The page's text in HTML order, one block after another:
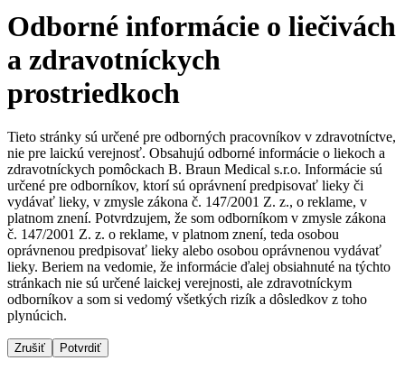
Nutričná terapia
Onkológia
Ortopédia
Prevencia a kontrola infekcií
Spinálna chirurgia
Starostlivosť o rany
Uzatváranie rán
Riešenia
Terapie
Dialyzačné strediská
B. Braun Avitum poskytuje kvalitnú dialyzačnú starostlivosť
vo všetkých svojich strediskách na Slovensku. Viac
informácií nájdete na stránke jednotlivých stredísk.
Nájdite si prácu u nás​
Objavte svoje kariérne príležitosti ​v B. Braun. Vyhľadajte náš
trh práce​ pre zaujímavé pozície na Slovensku.​
Kontakt
Kontaktný formulár
Spoločnosť
Médiá
Kontakt
Odborné informácie o liečivách
a zdravotníckych
prostriedkoch
Tieto stránky sú určené pre odborných pracovníkov v zdravotníctve,
nie pre laickú verejnosť. Obsahujú odborné informácie o liekoch a
zdravotníckych pomôckach B. Braun Medical s.r.o. Informácie sú
určené pre odborníkov, ktorí sú oprávnení predpisovať lieky či
vydávať lieky, v zmysle zákona č. 147/2001 Z. z., o reklame, v
platnom znení. Potvrdzujem, že som odborníkom v zmysle zákona
č. 147/2001 Z. z. o reklame, v platnom znení, teda osobou
oprávnenou predpisovať lieky alebo osobou oprávnenou vydávať
lieky. Beriem na vedomie, že informácie ďalej obsiahnuté na týchto
stránkach nie sú určené laickej verejnosti, ale zdravotníckym
odborníkov a som si vedomý všetkých rizík a dôsledkov z toho
plynúcich.
Zrušiť Potvrdiť